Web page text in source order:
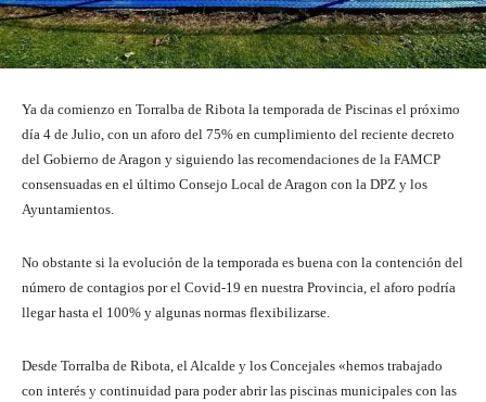
Ya da comienzo en Torralba de Ribota la temporada de Piscinas el próximo
día 4 de Julio, con un aforo del 75% en cumplimiento del reciente decreto
del Gobierno de Aragon y siguiendo las recomendaciones de la FAMCP
consensuadas en el último Consejo Local de Aragon con la DPZ y los
Ayuntamientos.
No obstante si la evolución de la temporada es buena con la contención del
número de contagios por el Covid-19 en nuestra Provincia, el aforo podría
llegar hasta el 100% y algunas normas flexibilizarse.
Desde Torralba de Ribota, el Alcalde y los Concejales «hemos trabajado
con interés y continuidad para poder abrir las piscinas municipales con las